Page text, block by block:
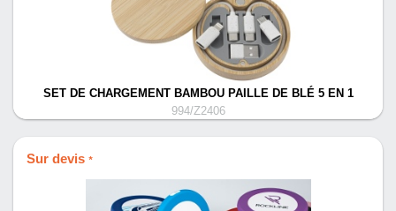
SET DE CHARGEMENT BAMBOU PAILLE DE BLÉ 5 EN 1
994/Z2406
Sur devis *